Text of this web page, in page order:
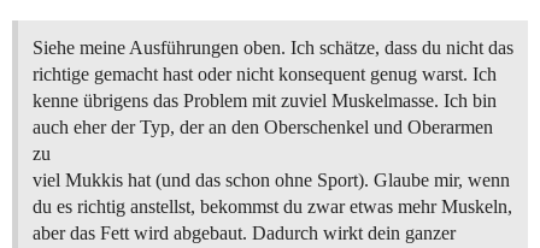
Siehe meine Ausführungen oben. Ich schätze, dass du nicht das
richtige gemacht hast oder nicht konsequent genug warst. Ich
kenne übrigens das Problem mit zuviel Muskelmasse. Ich bin
auch eher der Typ, der an den Oberschenkel und Oberarmen
zu
viel Mukkis hat (und das schon ohne Sport). Glaube mir, wenn
du es richtig anstellst, bekommst du zwar etwas mehr Muskeln,
aber das Fett wird abgebaut. Dadurch wirkt dein ganzer